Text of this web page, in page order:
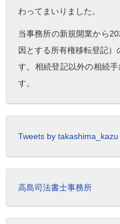
わってまいりました。
当事務所の新規開業から
因とする所有権移転登記
す。相続登記以外の相続
す。
Tweets by takashima_kazu
高島司法書士事務所